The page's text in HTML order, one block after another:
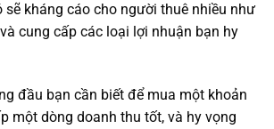
kháng cáo cho người thuê nhiều như
cung cấp các loại lợi nhuận bạn hy
đầu bạn cần biết để mua một khoản
một dòng doanh thu tốt, và hy vọng